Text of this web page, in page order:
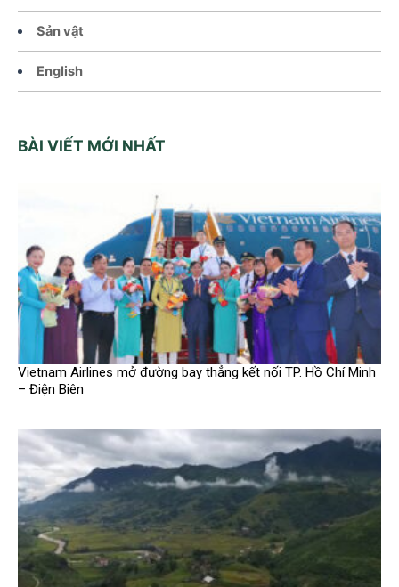
Sản vật
English
BÀI VIẾT MỚI NHẤT
Vietnam Airlines mở đường bay thẳng kết nối TP. Hồ Chí Minh
– Điện Biên